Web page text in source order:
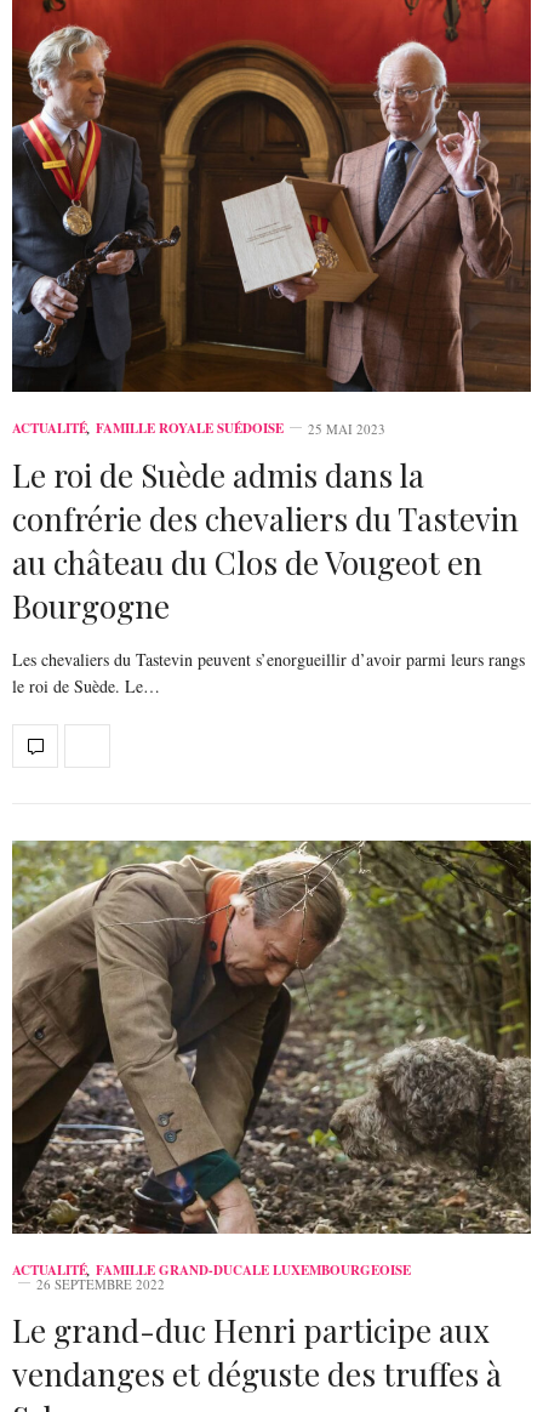
ACTUALITÉ, FAMILLE ROYALE SUÉDOISE 25 MAI 2023
Le roi de Suède admis dans la
confrérie des chevaliers du Tastevin
au château du Clos de Vougeot en
Bourgogne
Les chevaliers du Tastevin peuvent s’enorgueillir d’avoir parmi leurs rangs
le roi de Suède. Le…
ACTUALITÉ, FAMILLE GRAND-DUCALE LUXEMBOURGEOISE
26 SEPTEMBRE 2022
Le grand-duc Henri participe aux
vendanges et déguste des truffes à